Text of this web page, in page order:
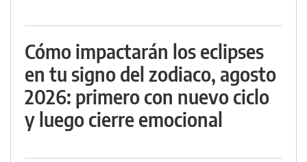
Cómo impactarán los eclipses
en tu signo del zodiaco, agosto
2026: primero con nuevo ciclo
y luego cierre emocional